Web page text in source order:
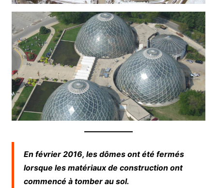
En février 2016, les dômes ont été fermés
lorsque les matériaux de construction ont
commencé à tomber au sol.